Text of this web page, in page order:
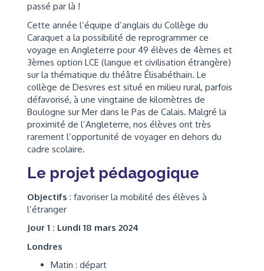
passé par là !
Cette année l’équipe d’anglais du Collège du
Caraquet a la possibilité de reprogrammer ce
voyage en Angleterre pour 49 élèves de 4èmes et
3èmes option LCE (langue et civilisation étrangère)
sur la thématique du théâtre Élisabéthain. Le
collège de Desvres est situé en milieu rural, parfois
défavorisé, à une vingtaine de kilomètres de
Boulogne sur Mer dans le Pas de Calais. Malgré la
proximité de l’Angleterre, nos élèves ont très
rarement l’opportunité de voyager en dehors du
cadre scolaire.
Le projet pédagogique
Objectifs : favoriser la mobilité des élèves à
l’étranger
Jour 1 : Lundi 18 mars 2024
Londres
Matin : départ